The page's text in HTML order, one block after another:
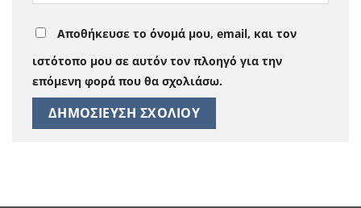
Αποθήκευσε το όνομά μου, email, και τον
ιστότοπο μου σε αυτόν τον πλοηγό για την
επόμενη φορά που θα σχολιάσω.